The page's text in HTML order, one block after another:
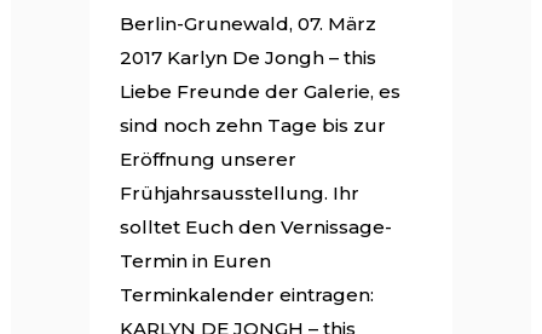
Berlin-Grunewald, 07. März
2017 Karlyn De Jongh – this
Liebe Freunde der Galerie, es
sind noch zehn Tage bis zur
Eröffnung unserer
Frühjahrsausstellung. Ihr
solltet Euch den Vernissage-
Termin in Euren
Terminkalender eintragen:
KARLYN DE JONGH – this